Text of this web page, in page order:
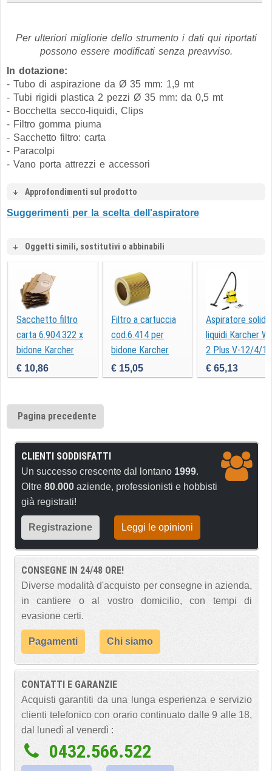
Per ulteriori migliorie dello strumento i dati qui riportati
possono essere modificati senza preavviso.
In dotazione:
- Tubo di aspirazione da Ø 35 mm: 1,9 mt
- Tubi rigidi plastica 2 pezzi Ø 35 mm: da 0,5 mt
- Bocchetta secco-liquidi, Clips
- Filtro gomma piuma
- Sacchetto filtro: carta
- Paracolpi
- Vano porta attrezzi e accessori
Approfondimenti sul prodotto
Suggerimenti per la scelta dell'aspiratore
Oggetti simili, sostitutivi o abbinabili
Sacchetto filtro
carta 6.904.322 x
bidone Karcher
€ 10,86
Filtro a cartuccia
cod.6.414 per
bidone Karcher
€ 15,05
Aspiratore solidi
liquidi Karcher
2 Plus V-12/4/18
€ 65,13
Pagina precedente
CLIENTI SODDISFATTI
Un successo crescente dal lontano 1999.
Oltre 80.000 aziende, professionisti e hobbisti
già registrati!
Registrazione Leggi le opinioni
CONSEGNE IN 24/48 ORE!
Diverse modalità d'acquisto per consegne in azienda,
in cantiere o al vostro domicilio, con tempi di
evasione certi.
Pagamenti Chi siamo
CONTATTI E GARANZIE
Acquisti garantiti da una lunga esperienza e servizio
clienti telefonico con orario continuato dalle 9 alle 18,
dal lunedì al venerdì :
0432.566.522